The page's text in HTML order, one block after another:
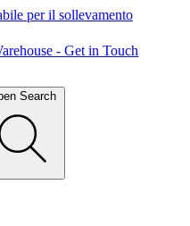
per il sollevamento
- Get in Touch
Search